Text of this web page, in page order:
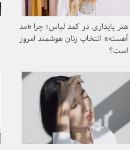
هنر پایداری در کمد لباس؛ چرا «مد
آهسته» انتخاب زنان هوشمند امروز
است؟